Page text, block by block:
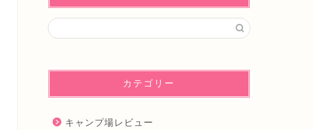
カテゴリー
キャンプ場レビュー